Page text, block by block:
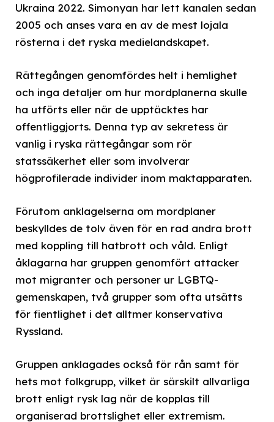
Ukraina 2022. Simonyan har lett kanalen sedan
2005 och anses vara en av de mest lojala
rösterna i det ryska medielandskapet.
Rättegången genomfördes helt i hemlighet
och inga detaljer om hur mordplanerna skulle
ha utförts eller när de upptäcktes har
offentliggjorts. Denna typ av sekretess är
vanlig i ryska rättegångar som rör
statssäkerhet eller som involverar
högprofilerade individer inom maktapparaten.
Förutom anklagelserna om mordplaner
beskylldes de tolv även för en rad andra brott
med koppling till hatbrott och våld. Enligt
åklagarna har gruppen genomfört attacker
mot migranter och personer ur LGBTQ-
gemenskapen, två grupper som ofta utsätts
för fientlighet i det alltmer konservativa
Ryssland.
Gruppen anklagades också för rån samt för
hets mot folkgrupp, vilket är särskilt allvarliga
brott enligt rysk lag när de kopplas till
organiserad brottslighet eller extremism.